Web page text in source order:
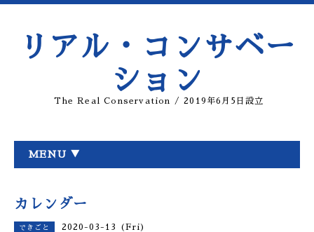
リアル・コンサベー
ション
The Real Conservation / 2019年6月5日設立
MENU ▼
カレンダー
できごと 2020-03-13 (Fri)